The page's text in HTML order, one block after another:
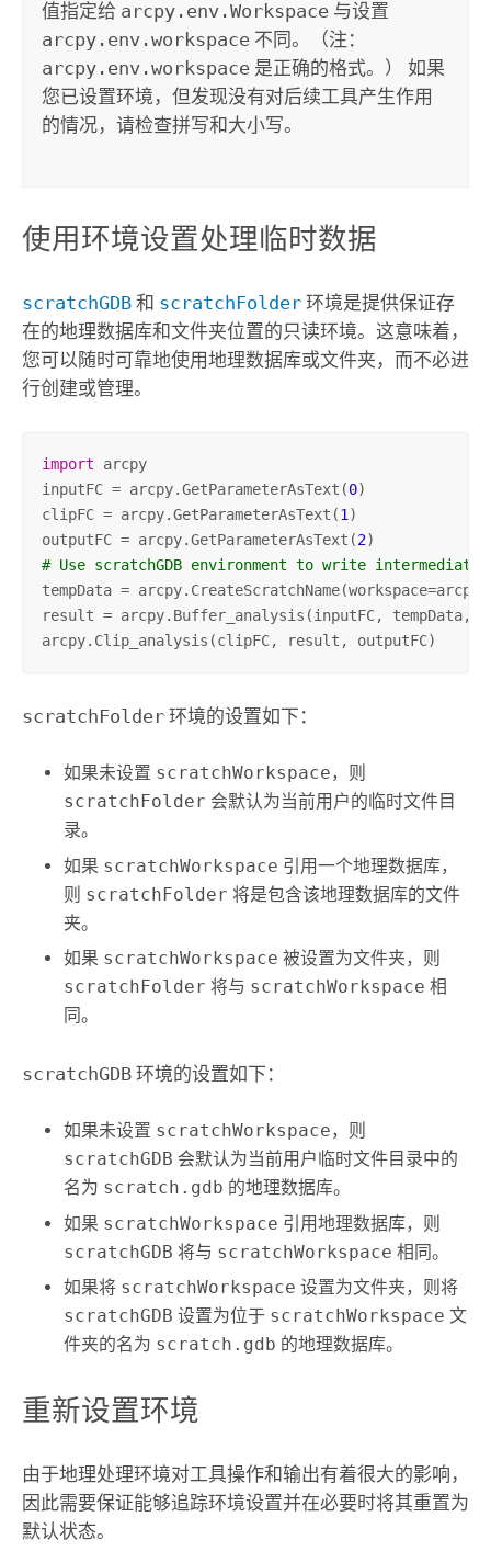
值指定给 arcpy.env.Workspace 与设置
arcpy.env.workspace 不同。（注：
arcpy.env.workspace 是正确的格式。） 如果
您已设置环境，但发现没有对后续工具产生作用
的情况，请检查拼写和大小写。
使用环境设置处理临时数据
scratchGDB和 scratchFolder环境是提供保证存
在的地理数据库和文件夹位置的只读环境。这意味着，
您可以随时可靠地使用地理数据库或文件夹，而不必进
行创建或管理。
import arcpy
inputFC = arcpy.GetParameterAsText(0)
clipFC = arcpy.GetParameterAsText(1 )
outputFC = arcpy.GetParameterAsText(2
# Use scratchGDB environment to write intermediate
tempData =
result = arcpy.Buffer_analysis(inputFC, tempData,
arcpy.Clip_analysis(clipFC, result, outputFC)
scratchFolder环境的设置如下：
如果未设置 scratchWorkspace，则
scratchFolder 会默认为当前用户的临时文件目
录。
如果 scratchWorkspace 引用一个地理数据库，
则 scratchFolder 将是包含该地理数据库的文件
夹。
如果 scratchWorkspace 被设置为文件夹，则
scratchFolder 将与 scratchWorkspace 相
同。
scratchGDB环境的设置如下：
如果未设置 scratchWorkspace，则
scratchGDB 会默认为当前用户临时文件目录中的
名为 scratch.gdb 的地理数据库。
如果 scratchWorkspace 引用地理数据库，则
scratchGDB 将与 scratchWorkspace 相同。
如果将 scratchWorkspace 设置为文件夹，则将
scratchGDB 设置为位于 scratchWorkspace 文
件夹的名为 scratch.gdb 的地理数据库。
重新设置环境
由于地理处理环境对工具操作和输出有着很大的影响，
因此需要保证能够追踪环境设置并在必要时将其重置为
默认状态。